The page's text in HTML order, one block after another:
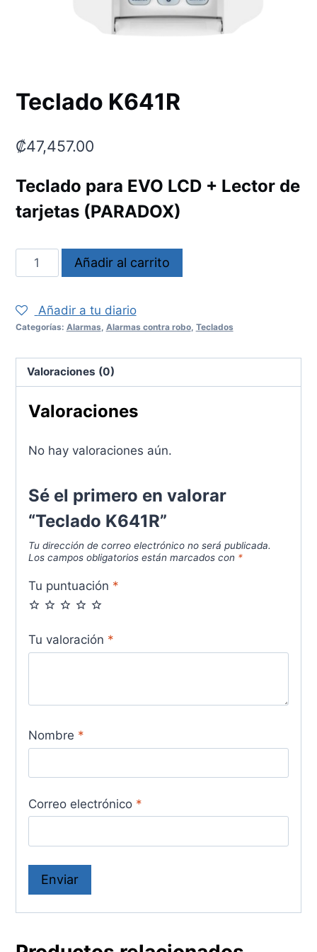
Teclado K641R
₡47,457.00
Teclado para EVO LCD + Lector de
tarjetas (PARADOX)
Teclado
K641R
Añadir al carrito
Añadir a tu diario
Categorías: Alarmas Alarmas contra robo, Teclados
Valoraciones (0)
Valoraciones
No hay valoraciones aún.
Sé el primero en valorar
“Teclado K641R”
Tu dirección de correo electrónico no será publicada.
Los campos obligatorios están marcados con *
Tu puntuación *
Tu valoración *
Nombre *
Correo electrónico *